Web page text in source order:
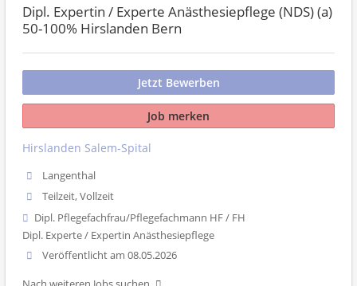
Dipl. Expertin / Experte Anästhesiepflege (NDS) (a)
50-100% Hirslanden Bern
Jetzt Bewerben
Job merken
Hirslanden Salem-Spital
Langenthal
Teilzeit, Vollzeit
Dipl. Pflegefachfrau/Pflegefachmann HF / FH
Dipl. Experte / Expertin Anästhesiepflege
Veröffentlicht am 08.05.2026